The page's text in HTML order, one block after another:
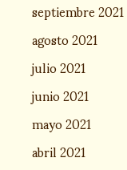
septiembre 2021
agosto 2021
julio 2021
junio 2021
mayo 2021
abril 2021